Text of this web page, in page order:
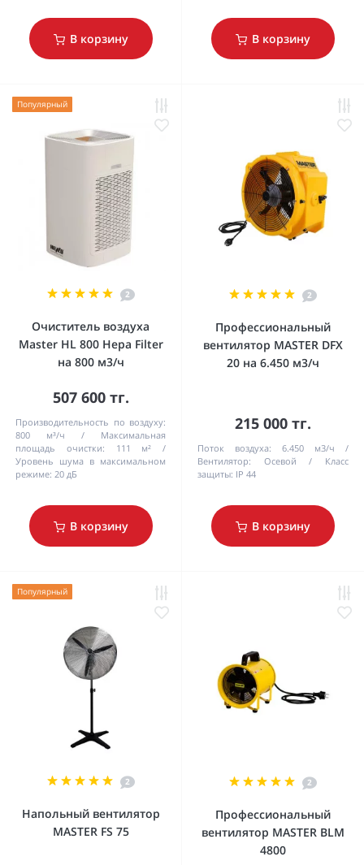
В корзину В корзину
Популярный
2
Очиститель воздуха
Master HL 800 Hepa Filter
на 800 м3/ч
507 600 тг.
Производительность по воздуху:
800 м³/ч
Максимальная
площадь очистки:
111 м²
Уровень шума в максимальном
режиме: 20 дБ
В корзину
2
Профессиональный
вентилятор MASTER DFX
20 на 6.450 м3/ч
215 000 тг.
Поток воздуха:
6.450 м3/ч
Вентилятор:
Осевой
Класс
защиты: IP 44
В корзину
Популярный
2
Напольный вентилятор
MASTER FS 75
2
Профессиональный
вентилятор MASTER BLM
4800